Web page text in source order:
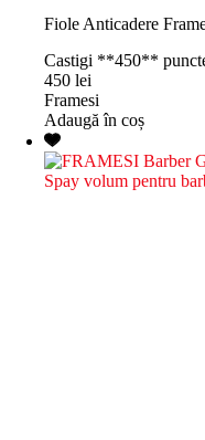
Fiole Anticadere
Castigi **450**
450 lei
Framesi
Adaugă în coș